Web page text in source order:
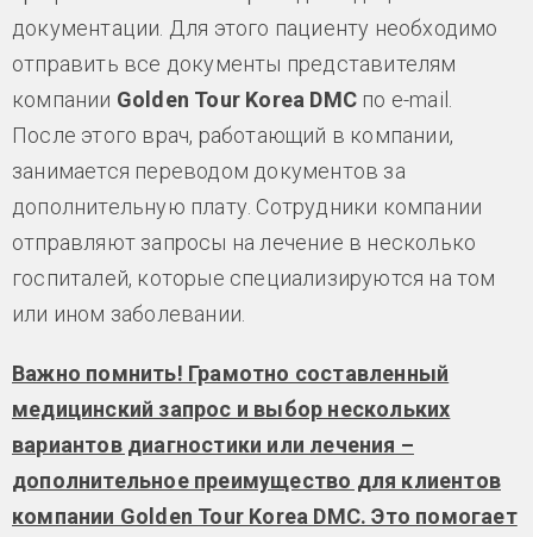
документации. Для этого пациенту необходимо
отправить все документы представителям
компании Golden Tour Korea DMC по e-mail.
После этого врач, работающий в компании,
занимается переводом документов за
дополнительную плату. Сотрудники компании
отправляют запросы на лечение в несколько
госпиталей, которые специализируются на том
или ином заболевании.
Важно помнить! Грамотно составленный
медицинский запрос и выбор нескольких
вариантов диагностики или лечения –
дополнительное преимущество для клиентов
компании Golden Tour Korea DMC. Это помогает